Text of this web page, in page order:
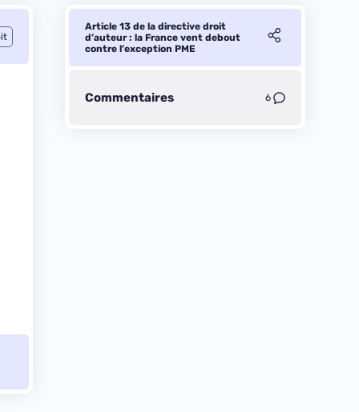
Article 13 de la directive droit
d’auteur : la France vent debout
contre l’exception PME
Commentaires 6